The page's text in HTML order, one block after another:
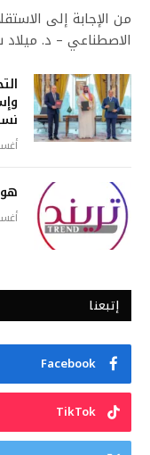
من الإجابة إلى
الاصطناعي – د.
إتبعنا
Facebook
TikTok